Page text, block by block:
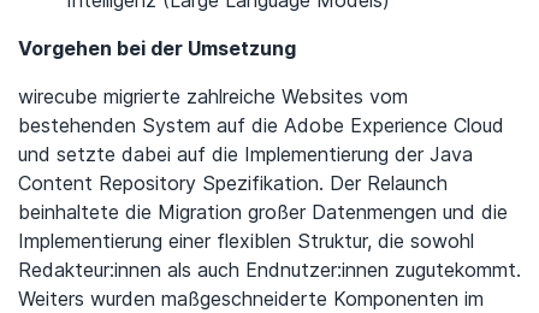
Vorgehen bei der Umsetzung
wirecube migrierte zahlreiche Websites vom
bestehenden System auf die Adobe Experience Cloud
und setzte dabei auf die Implementierung der Java
Content Repository Spezifikation. Der Relaunch
beinhaltete die Migration großer Datenmengen und die
Implementierung einer flexiblen Struktur, die sowohl
Redakteur:innen als auch Endnutzer:innen zugutekommt.
Weiters wurden maßgeschneiderte Komponenten im